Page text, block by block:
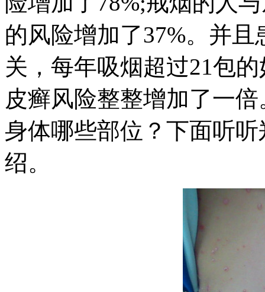
的风险增加了37%。并
关，每年吸烟超过21包
皮癣风险整整增加了一
身体哪些部位？下面听
绍。